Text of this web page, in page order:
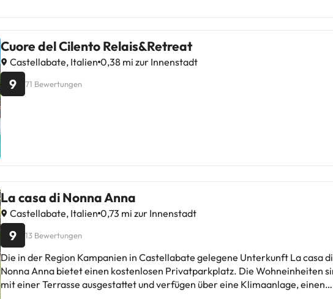
Cuore del Cilento Relais&Retreat
Castellabate, Italien 0,38 mi zur Innenstadt
9 71 Bewertungen
La casa di Nonna Anna
Castellabate, Italien 0,73 mi zur Innenstadt
9 13 Bewertungen
Die in der Region Kampanien in Castellabate gelegene Unterkunft La casa di
Nonna Anna bietet einen kostenlosen Privatparkplatz. Die Wohneinheiten sind
mit einer Terrasse ausgestattet und verfügen über eine Klimaanlage, einen